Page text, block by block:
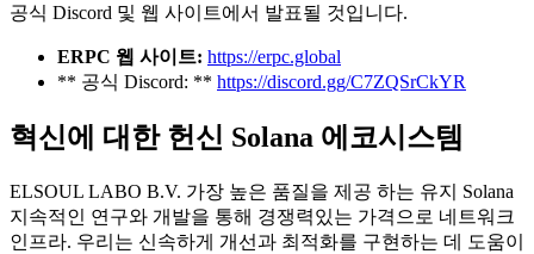
공식 Discord 및 웹 사이트에서 발표될 것입니다.
ERPC 웹 사이트: https://erpc.global
** 공식 Discord: ** https://discord.gg/C7ZQSrCkYR
혁신에 대한 헌신 Solana 에코시스템
ELSOUL LABO B.V. 가장 높은 품질을 제공 하는 유지 Solana
지속적인 연구와 개발을 통해 경쟁력있는 가격으로 네트워크
인프라. 우리는 신속하게 개선과 최적화를 구현하는 데 도움이